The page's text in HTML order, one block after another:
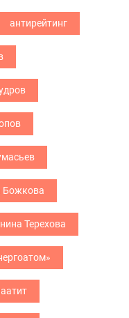
антирейтинг
Божкова
Терехова